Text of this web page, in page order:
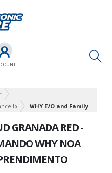
WHY EVO and Family
GRANADA RED -
WHY NOA